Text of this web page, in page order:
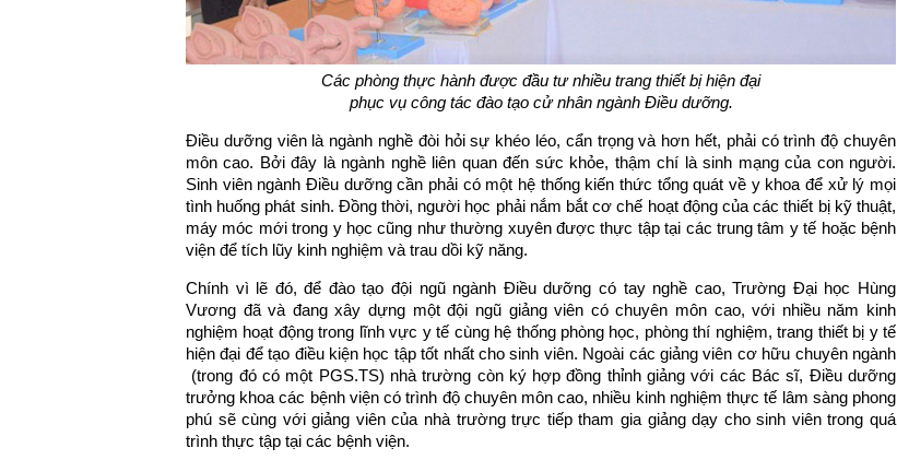
Các phòng thực hành được đầu tư nhiều trang thiết bị hiện đại
phục vụ công tác đào tạo cử nhân ngành Điều dưỡng.
Điều dưỡng viên là ngành nghề đòi hỏi sự khéo léo, cẩn trọng và hơn hết, phải có trình độ chuyên
môn cao. Bởi đây là ngành nghề liên quan đến sức khỏe, thậm chí là sinh mạng của con người.
Sinh viên ngành Điều dưỡng cần phải có một hệ thống kiến thức tổng quát về y khoa để xử lý mọi
tình huống phát sinh. Đồng thời, người học phải nắm bắt cơ chế hoạt động của các thiết bị kỹ thuật,
máy móc mới trong y học cũng như thường xuyên được thực tập tại các trung tâm y tế hoặc bệnh
viện để tích lũy kinh nghiệm và trau dồi kỹ năng.
Chính vì lẽ đó, để đào tạo đội ngũ ngành Điều dưỡng có tay nghề cao, Trường Đại học Hùng
Vương đã và đang xây dựng một đội ngũ giảng viên có chuyên môn cao, với nhiều năm kinh
nghiệm hoạt động trong lĩnh vực y tế cùng hệ thống phòng học, phòng thí nghiệm, trang thiết bị y tế
hiện đại để tạo điều kiện học tập tốt nhất cho sinh viên. Ngoài các giảng viên cơ hữu chuyên ngành
(trong đó có một PGS.TS) nhà trường còn ký hợp đồng thỉnh giảng với các Bác sĩ, Điều dưỡng
trưởng khoa các bệnh viện có trình độ chuyên môn cao, nhiều kinh nghiệm thực tế lâm sàng phong
phú sẽ cùng với giảng viên của nhà trường trực tiếp tham gia giảng dạy cho sinh viên trong quá
trình thực tập tại các bệnh viện.